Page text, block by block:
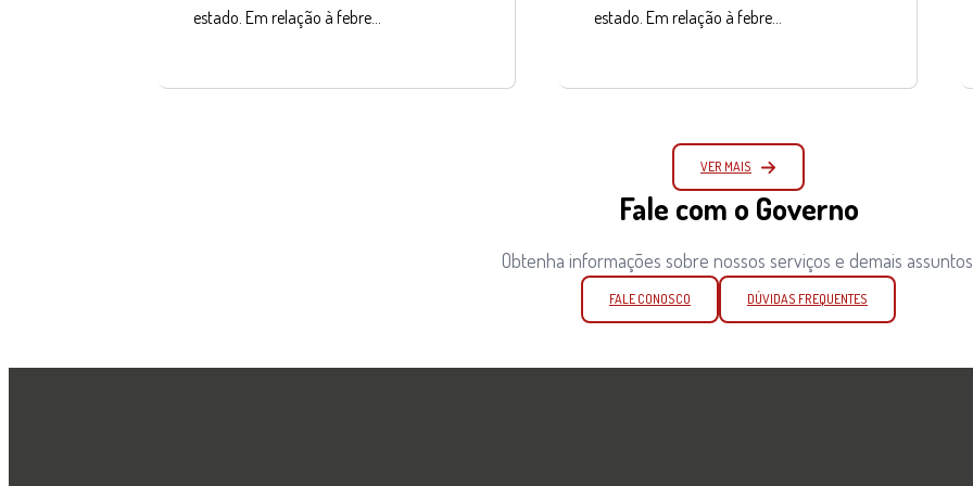
estado. Em relação à febre… estado. Em relação à febre…
VER MAIS
Fale com o Governo
Obtenha informações sobre nossos serviços e demais
FALE CONOSCO DÚVIDAS FREQUENTES